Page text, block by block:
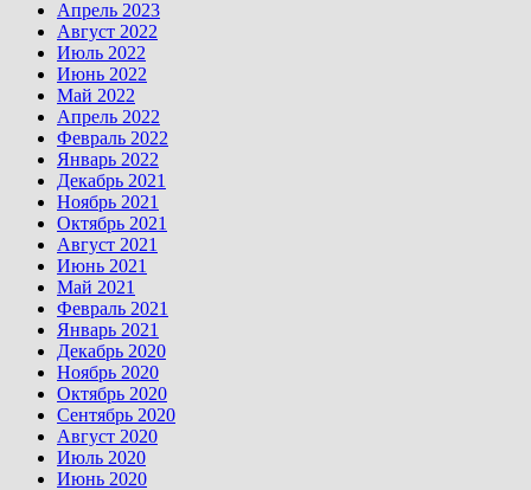
Апрель 2023
Август 2022
Июль 2022
Июнь 2022
Май 2022
Апрель 2022
Февраль 2022
Январь 2022
Декабрь 2021
Ноябрь 2021
Октябрь 2021
Август 2021
Июнь 2021
Май 2021
Февраль 2021
Январь 2021
Декабрь 2020
Ноябрь 2020
Октябрь 2020
Сентябрь 2020
Август 2020
Июль 2020
Июнь 2020